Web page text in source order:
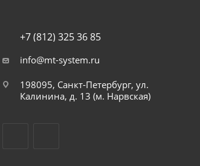
+7 (812) 325 36 85
info@mt-system.ru
198095, Санкт-Петербург, ул.
Калинина, д. 13 (м. Нарвская)